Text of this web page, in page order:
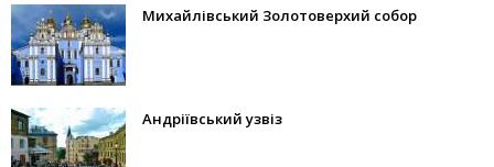
Михайлівський Золотоверхий собор
Андріївський узвіз